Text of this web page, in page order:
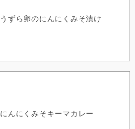
うずら卵のにんにくみそ漬け
にんにくみそキーマカレー